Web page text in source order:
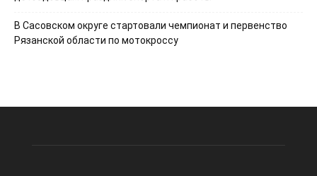
В Сасовском округе стартовали чемпионат и первенство
Рязанской области по мотокроссу